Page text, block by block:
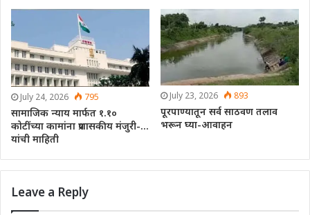
July 24, 2026 795
सामाजिक न्याय मार्फत १.१०
कोटींच्या कामांना प्रशासकीय मंजुरी-…
यांची माहिती
July 23, 2026 893
पूरपाण्यातून सर्व साठवण तलाव
भरून घ्या-आवाहन
Leave a Reply